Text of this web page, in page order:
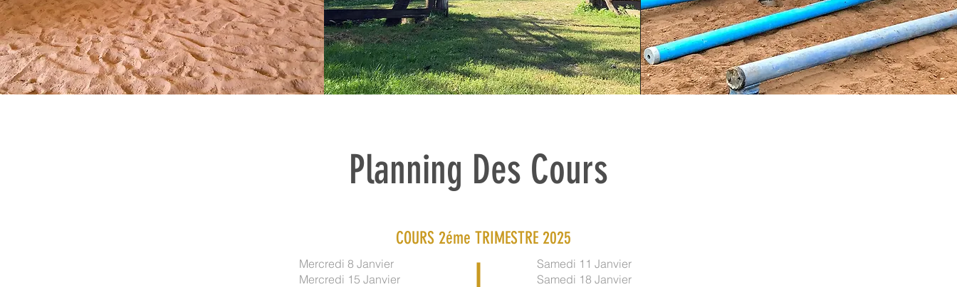
Planning Des Cours
COURS 2éme TRIMESTRE 2025
Mercredi 8 Janvier
Mercredi 15 Janvier
Samedi 11 Janvier
Samedi 18 Janvier